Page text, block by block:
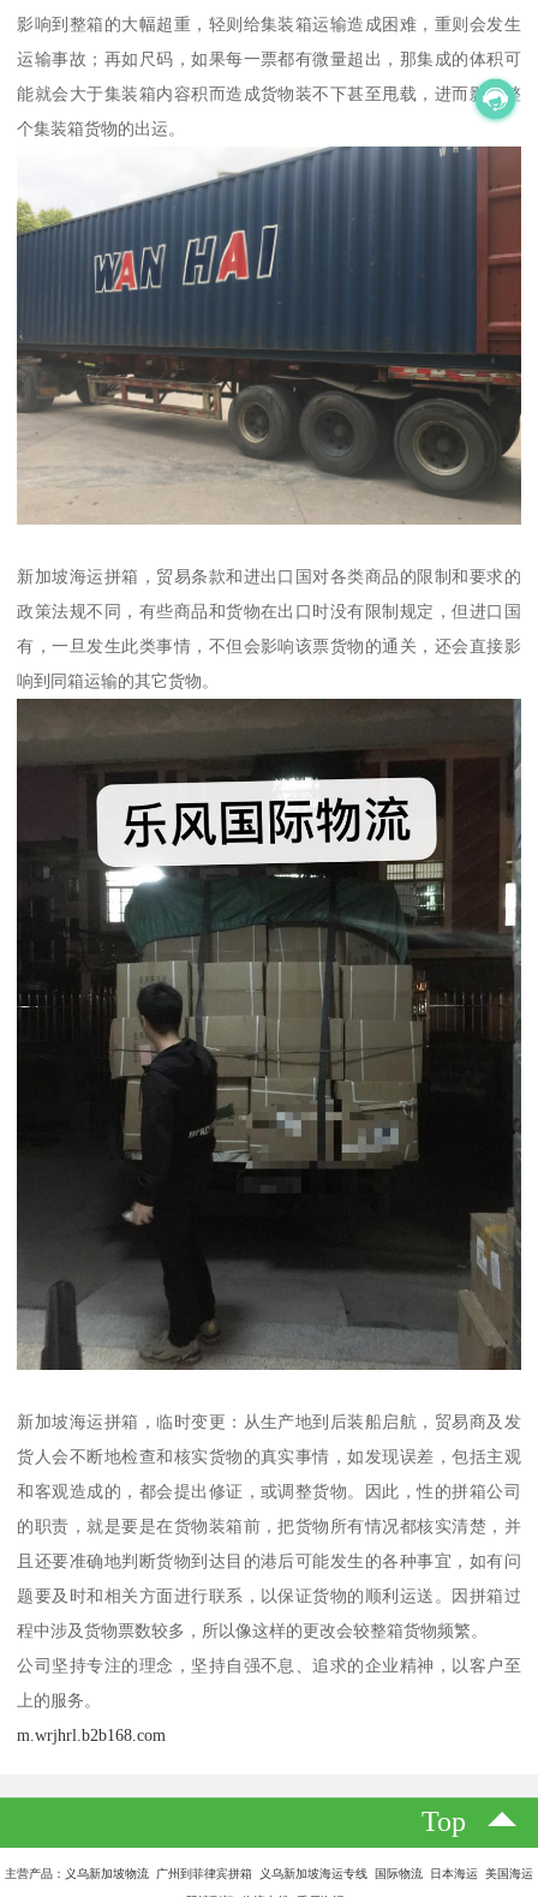
影响到整箱的大幅超重，轻则给集装箱运输造成困难，重则会发生
运输事故；再如尺码，如果每一票都有微量超出，那集成的体积可
能就会大于集装箱内容积而造成货物装不下甚至甩载，进而影响整
个集装箱货物的出运。
新加坡海运拼箱，贸易条款和进出口国对各类商品的限制和要求的
政策法规不同，有些商品和货物在出口时没有限制规定，但进口国
有，一旦发生此类事情，不但会影响该票货物的通关，还会直接影
响到同箱运输的其它货物。
新加坡海运拼箱，临时变更：从生产地到后装船启航，贸易商及发
货人会不断地检查和核实货物的真实事情，如发现误差，包括主观
和客观造成的，都会提出修证，或调整货物。因此，性的拼箱公司
的职责，就是要是在货物装箱前，把货物所有情况都核实清楚，并
且还要准确地判断货物到达目的港后可能发生的各种事宜，如有问
题要及时和相关方面进行联系，以保证货物的顺利运送。因拼箱过
程中涉及货物票数较多，所以像这样的更改会较整箱货物频繁。
公司坚持专注的理念，坚持自强不息、追求的企业精神，以客户至
上的服务。
m.wrjhrl.b2b168.com
Top
主营产品：义乌新加坡物流 广州到菲律宾拼箱 义乌新加坡海运专线 国际物流 日本海运 美国海运